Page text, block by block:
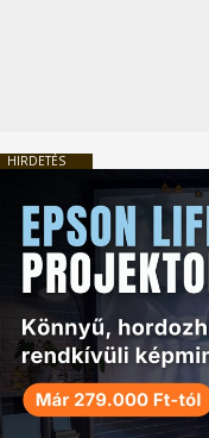
HIRDETÉS